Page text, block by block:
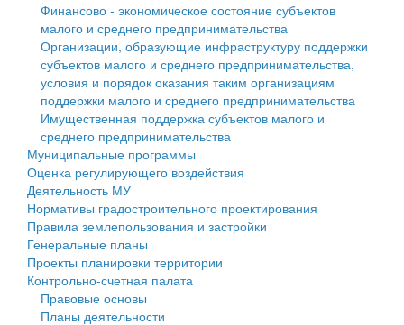
Персональные данные
Оценка регулирующего воздействия
Деятельность МУ
Нормативы градостроительного проектирования
Правила землепользования и застройки
Генеральные планы
Проекты планировки территории
Собрание депутатов
Городское поселение
Финансово - экономическое состояние субъектов
малого и среднего предпринимательства
Организации, образующие инфраструктуру поддержки
субъектов малого и среднего предпринимательства,
условия и порядок оказания таким организациям
поддержки малого и среднего предпринимательства
Имущественная поддержка субъектов малого и
среднего предпринимательства
Муниципальные программы
Оценка регулирующего воздействия
Деятельность МУ
Нормативы градостроительного проектирования
Правила землепользования и застройки
Генеральные планы
Проекты планировки территории
Контрольно-счетная палата
Правовые основы
Планы деятельности